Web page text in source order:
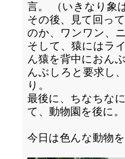
言。 （いきなり象
その後、見て回っ
のか、ワンワン、
そして、猿にはラ
ん猿を背中におん
んぶしろと要求し
り。
最後に、ちなちな
て、動物園を後に。
今日は色んな動物